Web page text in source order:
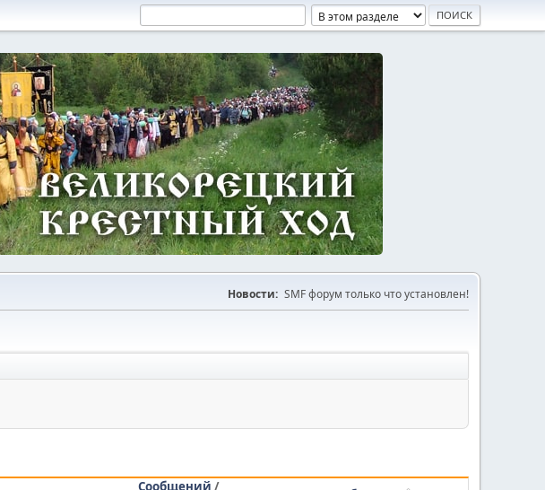
Новости: SMF форум только что установлен!
Сообщений /